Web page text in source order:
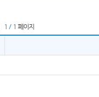
1 / 1 페이지